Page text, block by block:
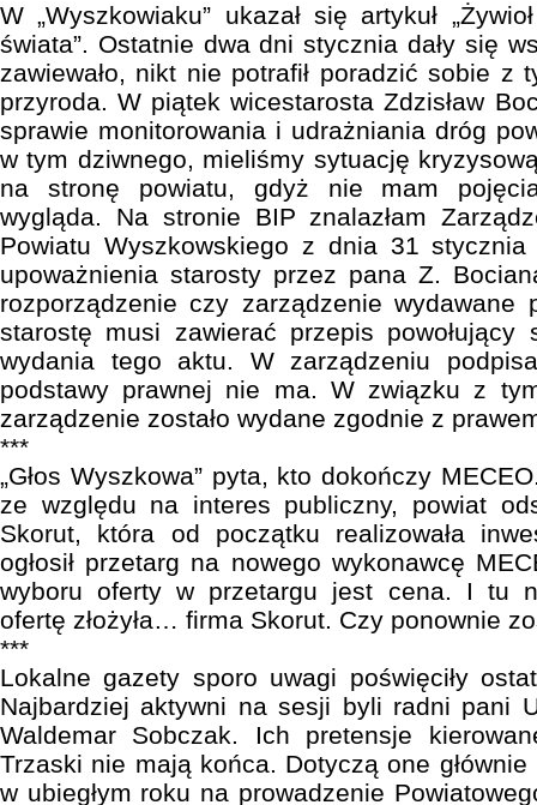
W „Wyszkowiaku” ukazał się artykuł
świata”. Ostatnie dwa dni stycznia dały się
zawiewało, nikt nie potrafił poradzić sobie z
przyroda. W piątek wicestarosta Zdzisław
sprawie monitorowania i udrażniania dróg
w tym dziwnego, mieliśmy sytuację
na stronę powiatu, gdyż nie mam
wygląda. Na stronie BIP znalazłam
Powiatu Wyszkowskiego z dnia 31
upoważnienia starosty przez pana Z.
rozporządzenie czy zarządzenie wydawane
starostę musi zawierać przepis powołujący
wydania tego aktu. W zarządzeniu
podstawy prawnej nie ma. W związku z
zarządzenie zostało wydane zgodnie z
***
„Głos Wyszkowa” pyta, kto dokończy
ze względu na interes publiczny, powiat
Skorut, która od początku realizowała
ogłosił przetarg na nowego wykonawcę
wyboru oferty w przetargu jest cena. I tu
ofertę złożyła… firma Skorut. Czy ponownie
***
Lokalne gazety sporo uwagi poświęciły
Najbardziej aktywni na sesji byli radni pani
Waldemar Sobczak. Ich pretensje
Trzaski nie mają końca. Dotyczą one
w ubiegłym roku na prowadzenie